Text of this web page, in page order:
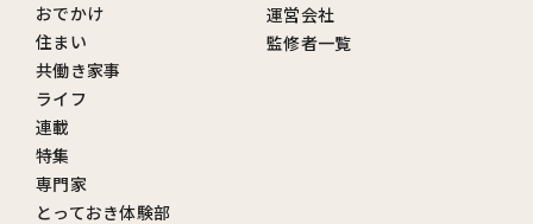
おでかけ
住まい
共働き家事
ライフ
連載
特集
専門家
とっておき体験部
運営会社
監修者一覧